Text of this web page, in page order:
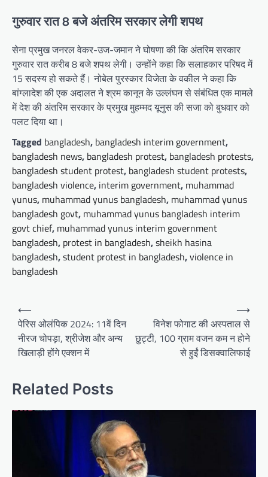
गुरुवार रात 8 बजे अंतरिम सरकार लेगी शपथ
सेना प्रमुख जनरल वेकर-उज-जमान ने घोषणा की कि अंतरिम सरकार
गुरुवार रात करीब 8 बजे शपथ लेगी। उन्होंने कहा कि सलाहकार परिषद में
15 सदस्य हो सकते हैं। नोबेल पुरस्कार विजेता के वकील ने कहा कि
बांग्लादेश की एक अदालत ने श्रम कानून के उल्लंघन से संबंधित एक मामले
में देश की अंतरिम सरकार के प्रमुख मुहम्मद यूनुस की सजा को बुधवार को
पलट दिया था।
Tagged bangladesh, bangladesh interim government,
bangladesh news, bangladesh protest, bangladesh protests,
bangladesh student protest, bangladesh student protests,
bangladesh violence, interim government, muhammad
yunus, muhammad yunus bangladesh, muhammad yunus
bangladesh govt, muhammad yunus bangladesh interim
govt chief, muhammad yunus interim government
bangladesh, protest in bangladesh,sheikh hasina
bangladesh,student protest in bangladesh,violence in
bangladesh
Post
navigation
⟵
पेरिस ओलंपिक 2024: 11वें दिन
नीरज चोपड़ा, श्रीजेश और अन्य
खिलाड़ी होंगे एक्शन में
विनेश फोगाट की अस्पताल से
छुट्टी, 100 ग्राम वजन कम न होने
से हुईं डिसक्वालिफाई
⟶
Related Posts